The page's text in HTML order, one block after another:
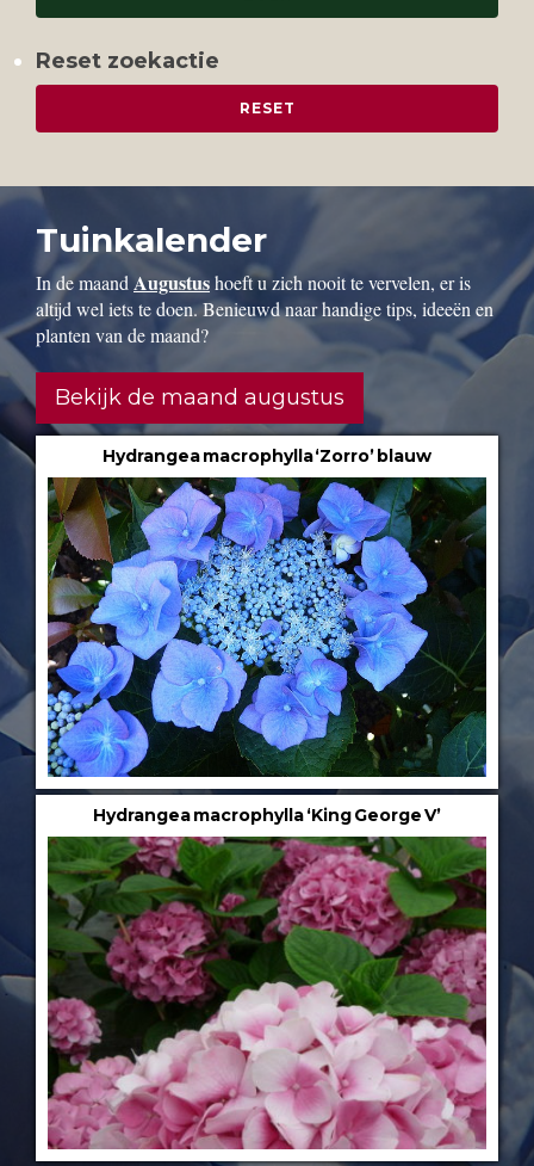
Reset zoekactie
Tuinkalender
In de maand Augustushoeft u zich nooit te vervelen, er is
altijd wel iets te doen. Benieuwd naar handige tips, ideeën en
planten van de maand?
Bekijk de maand augustus
Hydrangea macrophylla ‘Zorro’ blauw
Hydrangea macrophylla ‘King George V’